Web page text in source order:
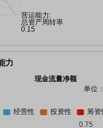
力
现金流量净额
单位